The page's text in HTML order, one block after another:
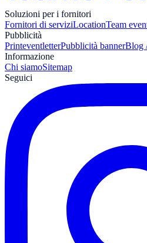
Soluzioni per i fornitori
Fornitori di serviziLocationTeam
Pubblicità
PrinteventletterPubblicità bannerBlog
Informazione
Chi siamoSitemap
Seguici